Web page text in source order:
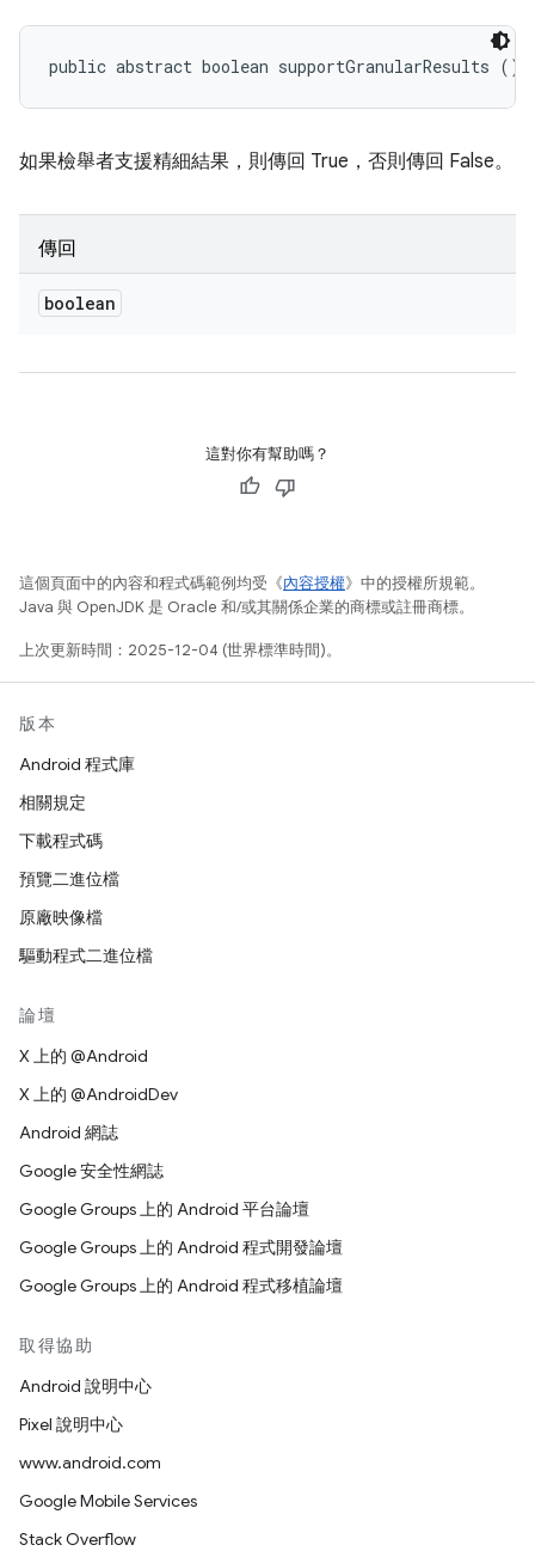
public abstract boolean supportGranularResults ()
如果檢舉者支援精細結果，則傳回 True，否則傳回 False。
傳回
boolean
這對你有幫助嗎？
這個頁面中的內容和程式碼範例均受《內容授權》中的授權所規範。
Java 與 OpenJDK 是 Oracle 和/或其關係企業的商標或註冊商標。
上次更新時間：2025-12-04 (世界標準時間)。
版本
Android 程式庫
相關規定
下載程式碼
預覽二進位檔
原廠映像檔
驅動程式二進位檔
論壇
X 上的 @Android
X 上的 @AndroidDev
Android 網誌
Google 安全性網誌
Google Groups 上的 Android 平台論壇
Google Groups 上的 Android 程式開發論壇
Google Groups 上的 Android 程式移植論壇
取得協助
Android 說明中心
Pixel 說明中心
www.android.com
Google Mobile Services
Stack Overflow